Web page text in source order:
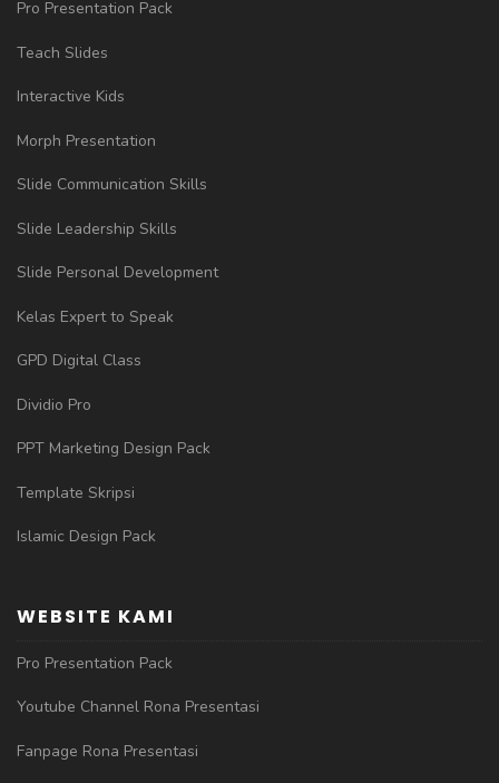
Pro Presentation Pack
Teach Slides
Interactive Kids
Morph Presentation
Slide Communication Skills
Slide Leadership Skills
Slide Personal Development
Kelas Expert to Speak
GPD Digital Class
Dividio Pro
PPT Marketing Design Pack
Template Skripsi
Islamic Design Pack
WEBSITE KAMI
Pro Presentation Pack
Youtube Channel Rona Presentasi
Fanpage Rona Presentasi